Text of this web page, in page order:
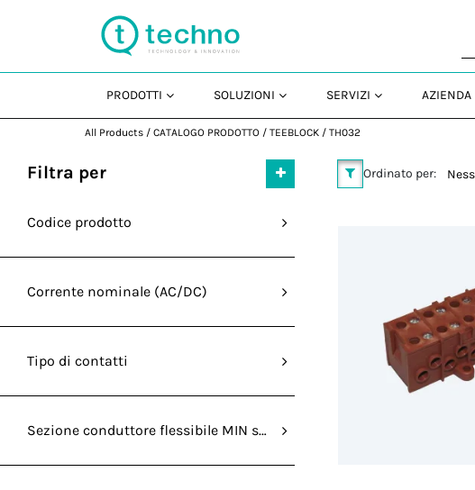
PRODOTTI SOLUZIONI SERVIZI AZIENDA
All Products / CATALOGO PRODOTTO / TEEBLOCK / TH032
Filtra per
Codice prodotto
Corrente nominale (AC/DC)
Tipo di contatti
Sezione conduttore flessibile MIN senza capocorda (mm²)
Ordinato per: